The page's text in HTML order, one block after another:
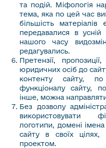
та подій. Міфологія
тема, яка по цей час
більшість
передавалися в
нашого часу
редагувались.
Претензії,
юридичних осіб до
контенту сайту,
функціоналу сайту,
інше, можна
Без дозволу
використовувати
логотипи, домені імена
сайту в своїх
проектом.